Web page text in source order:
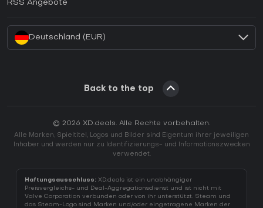
RSS Angebote
Deutschland (EUR)
Back to the top
© 2026 XD.deals. Alle Rechte vorbehalten.
Alle Marken, Spieltitel, Logos und Bilder sind Eigentum ihrer jeweiligen
Inhaber und werden nur zu Identifizierungs- und Informationszwecken
verwendet.
Haftungsausschluss: XD.deals ist ein unabhängiger
Preisvergleichs- und Deal-Aggregationsdienst und ist nicht mit
Valve Corporation verbunden oder von ihr unterstützt. Steam und
das Steam-Logo sind Marken und/oder eingetragene Marken der